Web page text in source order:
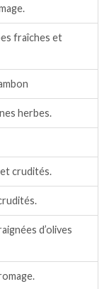
fraîches et
herbes.
crudités.
d’olives